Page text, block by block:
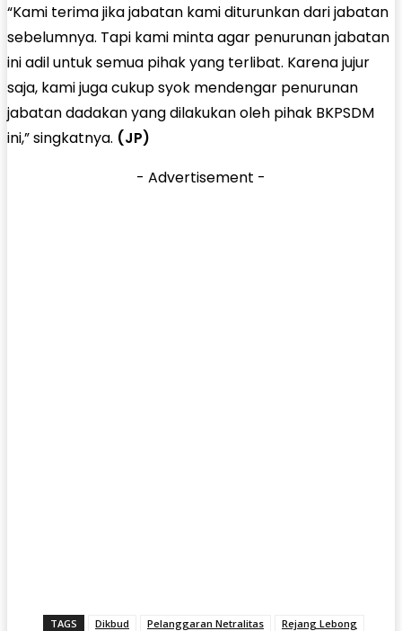
“Kami terima jika jabatan kami diturunkan dari jabatan
sebelumnya. Tapi kami minta agar penurunan jabatan
ini adil untuk semua pihak yang terlibat. Karena jujur
saja, kami juga cukup syok mendengar penurunan
jabatan dadakan yang dilakukan oleh pihak BKPSDM
ini,” singkatnya. (JP)
- Advertisement -
TAGS Dikbud Pelanggaran Netralitas Rejang Lebong